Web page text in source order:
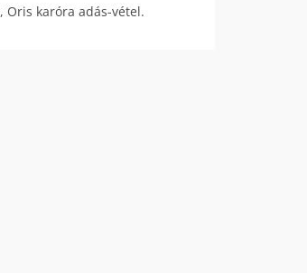
Oris karóra adás-vétel.